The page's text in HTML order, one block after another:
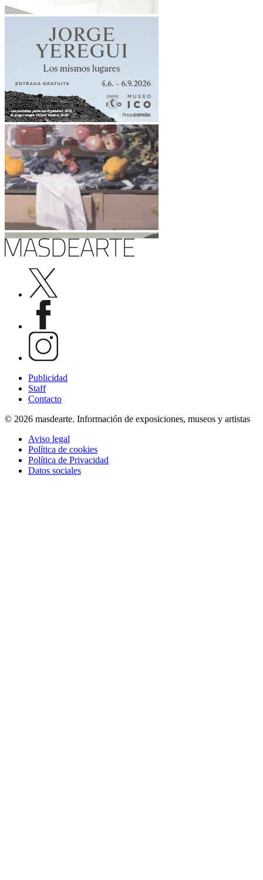
Publicidad
Staff
Contacto
© 2026 masdearte. Información de exposiciones, museos y artistas
Aviso legal
Política de cookies
Política de Privacidad
Datos sociales